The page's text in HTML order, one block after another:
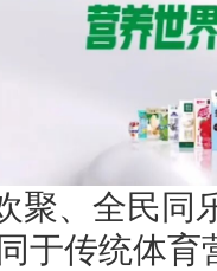
聚、全民同
于传统体